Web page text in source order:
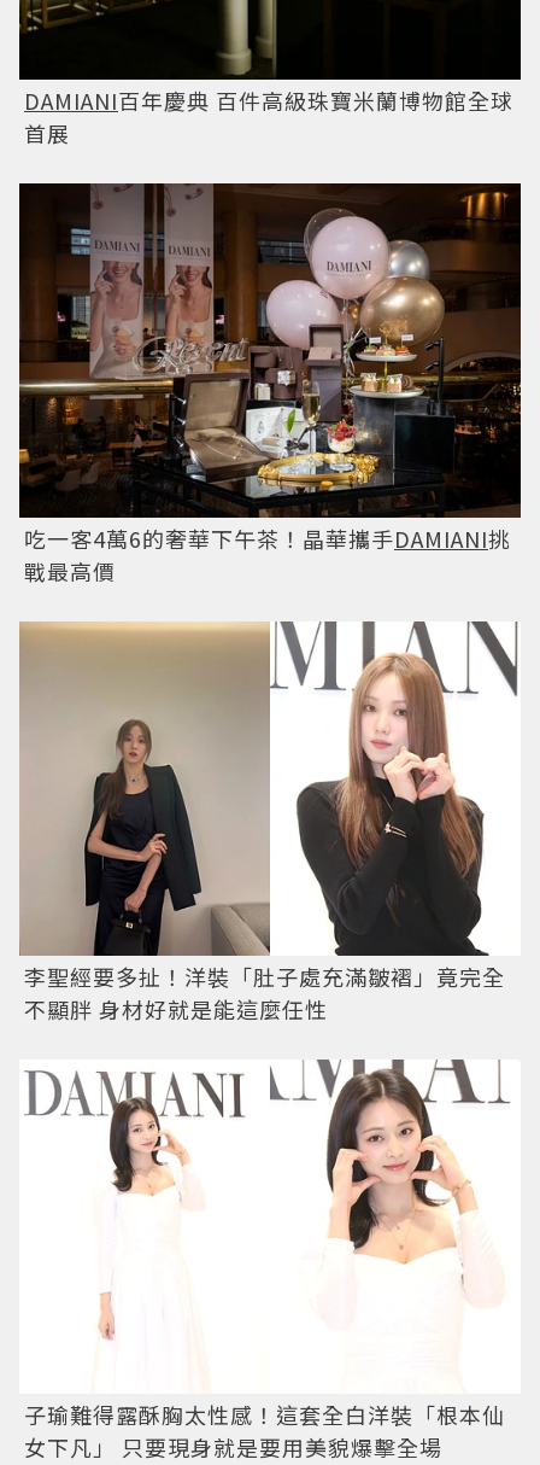
DAMIANI百年慶典 百件高級珠寶米蘭博物館全球
首展
吃一客4萬6的奢華下午茶！晶華攜手DAMIANI挑
戰最高價
李聖經要多扯！洋裝「肚子處充滿皺褶」竟完全
不顯胖 身材好就是能這麼任性
子瑜難得露酥胸太性感！這套全白洋裝「根本仙
女下凡」 只要現身就是要用美貌爆擊全場